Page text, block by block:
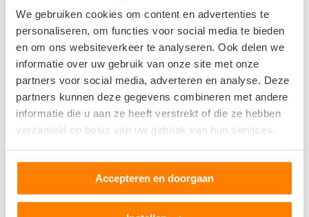
We gebruiken cookies om content en advertenties te
personaliseren, om functies voor social media te bieden
en om ons websiteverkeer te analyseren. Ook delen we
informatie over uw gebruik van onze site met onze
partners voor social media, adverteren en analyse. Deze
partners kunnen deze gegevens combineren met andere
informatie die u aan ze heeft verstrekt of die ze hebben
verzameld op basis van uw gebruik van hun services.
Accepteren en doorgaan
Dokkum
Dongeradeel
Drachten
Feanwalden
Franeker
Gorredijk
Harlingen
Joure
Leeuwarden